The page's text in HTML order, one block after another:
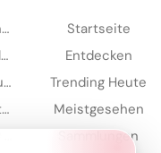
Zukunft gestalten: Kleine Coder glänzen für Instagram
Schulstart mit großen Plänen: Der kleine Architekt erobert Pinterest!
Träume bauen: Dein kleiner Ingenieur startet durch – perfekt für WhatsApp!
Wissen wächst mit Neugier: Schulstart-Impulse, perfekt für Threads
Startseite
Entdecken
Trending Heute
Meistgesehen
Sammlungen